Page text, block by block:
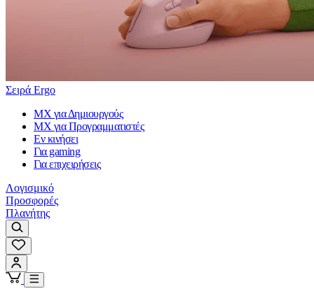
Σειρά Ergo
MX για Δημιουργούς
MX για Προγραμματιστές
Εν κινήσει
Για gaming
Για επιχειρήσεις
Λογισμικό
Προσφορές
Πλανήτης